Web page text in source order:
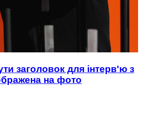
заголовок для інтерв'ю з
на фото